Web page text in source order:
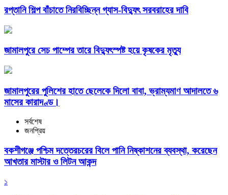
রপ্তানি শিল্প বাঁচাতে নিরবিচ্ছিন্ন গ্যাস-বিদ্যুৎ সরবরাহের দাবি
জামালপুরে সেচ পাম্পের তারে বিদ্যুৎস্পষ্ট হয়ে কৃষকের মৃত্যু
জামালপুরের পুলিশের হাতে ছেলেকে দিলো বাবা, ভ্রাম্যমাণ আদালতে ৬
মাসের কারাদণ্ড।
সর্বশেষ
জনপ্রিয়
বকশীগঞ্জে পশ্চিম দত্তেরচরের বিলে পানি নিষ্কাশনের ব্যবস্থা, করেছেন
আখতার মাস্টার ও লিটন আকন্দ
১